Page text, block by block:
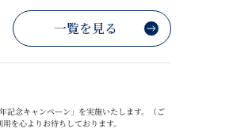
一覧を見る
記念キャンペーン」を実施いたします。（ご
を心よりお待ちしております。